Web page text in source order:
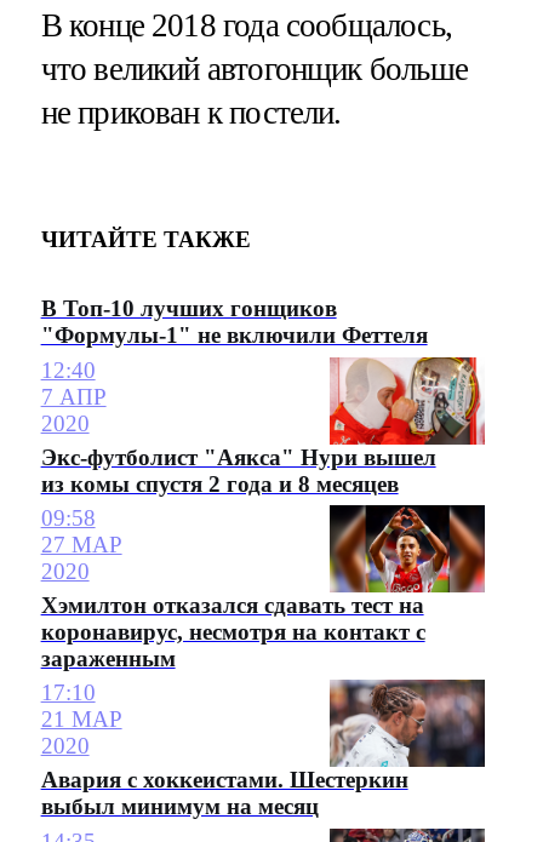
В конце 2018 года сообщалось,
что великий автогонщик больше
не прикован к постели.
ЧИТАЙТЕ ТАКЖЕ
В Топ-10 лучших гонщиков
"Формулы-1" не включили Феттеля
12:40
7 АПР
2020
Экс-футболист "Аякса" Нури вышел
из комы спустя 2 года и 8 месяцев
09:58
27 МАР
2020
Хэмилтон отказался сдавать тест на
коронавирус, несмотря на контакт с
зараженным
17:10
21 МАР
2020
Авария с хоккеистами. Шестеркин
выбыл минимум на месяц